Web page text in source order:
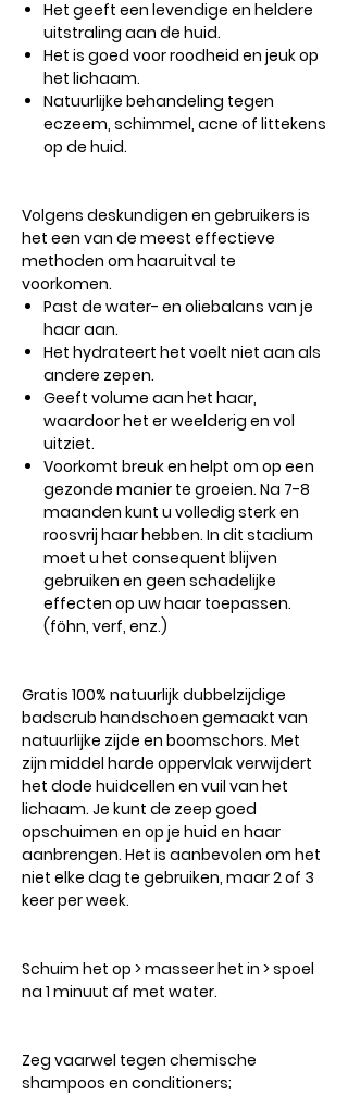
Het geeft een levendige en heldere
uitstraling aan de huid.
Het is goed voor roodheid en jeuk op
het lichaam.
Natuurlijke behandeling tegen
eczeem, schimmel, acne of littekens
op de huid.
Volgens deskundigen en gebruikers is
het een van de meest effectieve
methoden om haaruitval te
voorkomen.
Past de water- en oliebalans van je
haar aan.
Het hydrateert het voelt niet aan als
andere zepen.
Geeft volume aan het haar,
waardoor het er weelderig en vol
uitziet.
Voorkomt breuk en helpt om op een
gezonde manier te groeien. Na 7-8
maanden kunt u volledig sterk en
roosvrij haar hebben. In dit stadium
moet u het consequent blijven
gebruiken en geen schadelijke
effecten op uw haar toepassen.
(föhn, verf, enz.)
Gratis 100% natuurlijk dubbelzijdige
badscrub handschoen gemaakt van
natuurlijke zijde en boomschors. Met
zijn middel harde oppervlak verwijdert
het dode huidcellen en vuil van het
lichaam. Je kunt de zeep goed
opschuimen en op je huid en haar
aanbrengen. Het is aanbevolen om het
niet elke dag te gebruiken, maar 2 of 3
keer per week.
Schuim het op > masseer het in > spoel
na 1 minuut af met water.
Zeg vaarwel tegen chemische
shampoos en conditioners;